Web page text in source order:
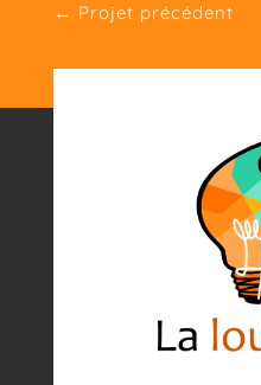
← Projet précédent